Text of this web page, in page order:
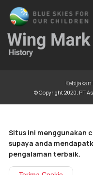
Kebijakan
© Copyright 2020, PT
Situs ini menggunakan
supaya anda
pengalaman terbaik.